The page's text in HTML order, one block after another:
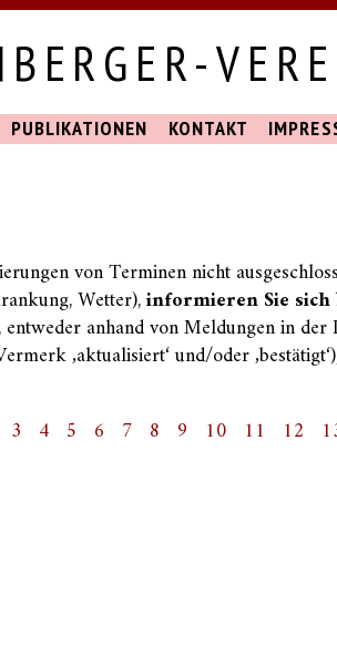
PUBLIKATIONEN KONTAKT
von Terminen nicht
Wetter),informieren Sie
entweder anhand von Meldungen in
‚aktualisiert‘ und/oder
3 4 5 6 7 8 9 10 11 12